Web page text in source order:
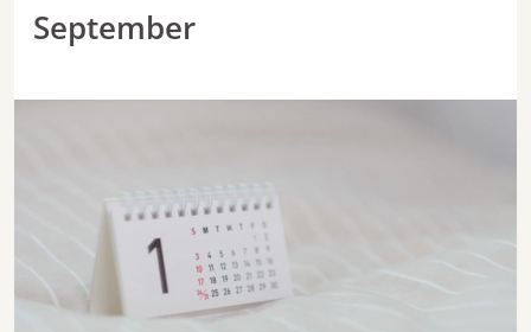
September